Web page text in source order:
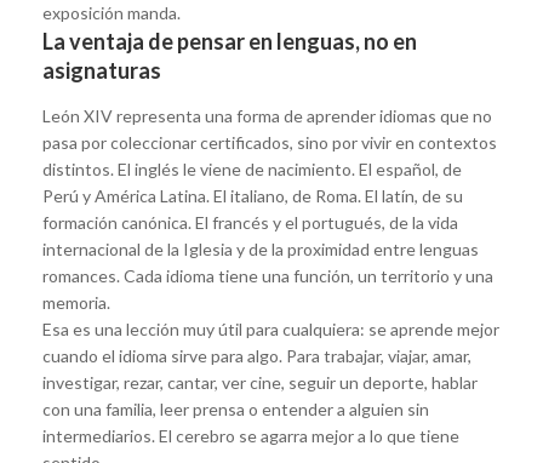
exposición manda.
La ventaja de pensar en lenguas, no en
asignaturas
León XIV representa una forma de aprender idiomas que no
pasa por coleccionar certificados, sino por vivir en contextos
distintos. El inglés le viene de nacimiento. El español, de
Perú y América Latina. El italiano, de Roma. El latín, de su
formación canónica. El francés y el portugués, de la vida
internacional de la Iglesia y de la proximidad entre lenguas
romances. Cada idioma tiene una función, un territorio y una
memoria.
Esa es una lección muy útil para cualquiera: se aprende mejor
cuando el idioma sirve para algo. Para trabajar, viajar, amar,
investigar, rezar, cantar, ver cine, seguir un deporte, hablar
con una familia, leer prensa o entender a alguien sin
intermediarios. El cerebro se agarra mejor a lo que tiene